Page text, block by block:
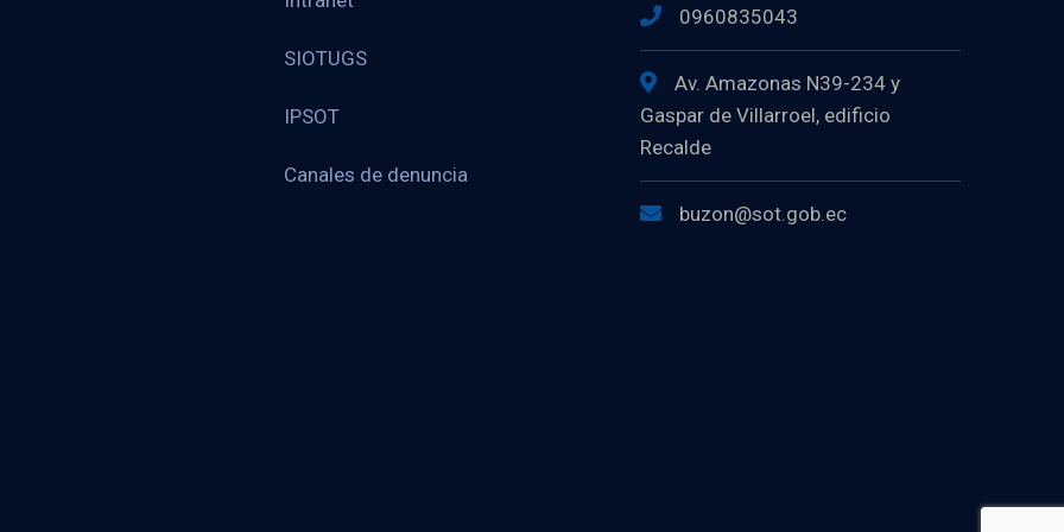
SIOTUGS
IPSOT
Canales de denuncia
0960835043
Av. Amazonas N39-234 y
Gaspar de Villarroel, edificio
Recalde
buzon@sot.gob.ec